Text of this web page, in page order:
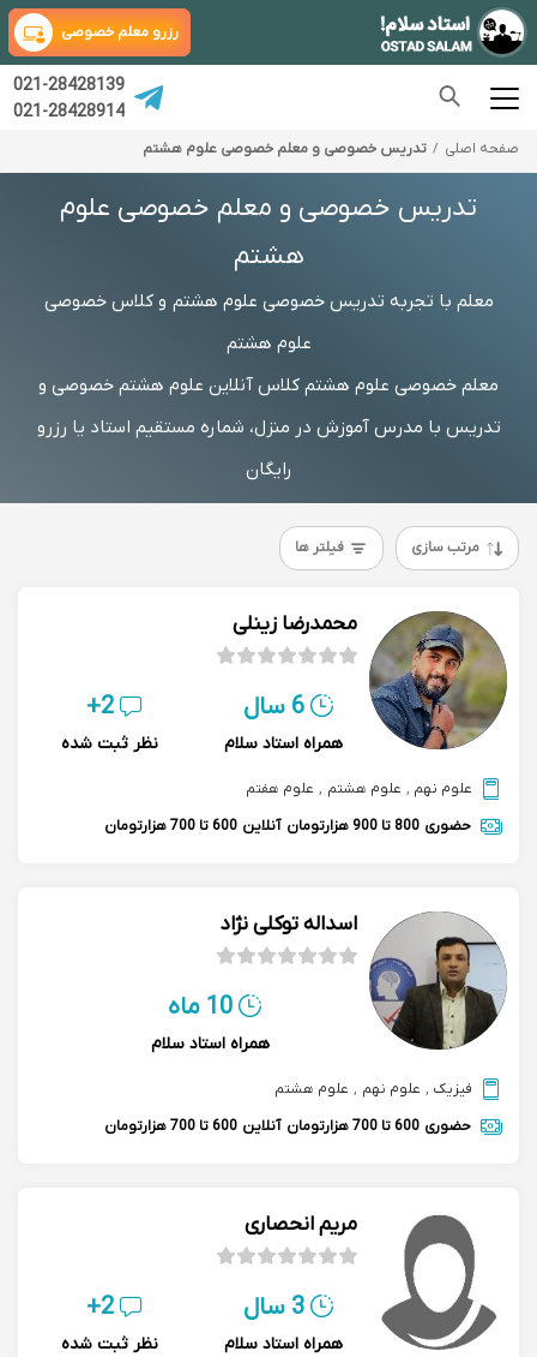
رزرو معلم خصوصی
021-28428139
021-28428914
صفحه اصلی تدریس خصوصی و معلم خصوصی علوم هشتم
تدریس خصوصی و معلم خصوصی علوم
هشتم
معلم با تجربه تدریس خصوصی علوم هشتم و کلاس خصوصی
علوم هشتم
معلم خصوصی علوم هشتم کلاس آنلاین علوم هشتم خصوصی و
تدریس با مدرس آموزش در منزل، شماره مستقیم استاد یا رزرو
رایگان
مرتب سازی فیلتر ها
محمدرضا زینلی
6 سال
همراه استاد سلام
2+
نظر ثبت شده
علوم نهم , علوم هشتم , علوم هفتم
حضوری 800 تا 900 هزارتومان آنلاین 600 تا 700 هزارتومان
اسداله توکلی نژاد
10 ماه
همراه استاد سلام
فیزیک , علوم نهم , علوم هشتم
حضوری 600 تا 700 هزارتومان آنلاین 600 تا 700 هزارتومان
مریم انحصاری
3 سال
همراه استاد سلام
2+
نظر ثبت شده